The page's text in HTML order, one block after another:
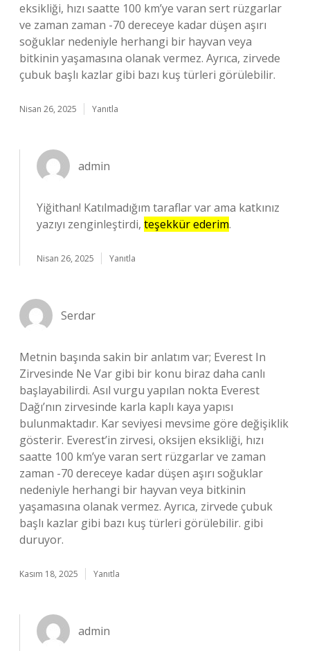
eksikliği, hızı saatte 100 km’ye varan sert rüzgarlar
ve zaman zaman -70 dereceye kadar düşen aşırı
soğuklar nedeniyle herhangi bir hayvan veya
bitkinin yaşamasına olanak vermez. Ayrıca, zirvede
çubuk başlı kazlar gibi bazı kuş türleri görülebilir.
Nisan 26, 2025 Yanıtla
admin
Yiğithan! Katılmadığım taraflar var ama katkınız
yazıyı zenginleştirdi, teşekkür ederim.
Nisan 26, 2025 Yanıtla
Serdar
Metnin başında sakin bir anlatım var; Everest In
Zirvesinde Ne Var gibi bir konu biraz daha canlı
başlayabilirdi. Asıl vurgu yapılan nokta Everest
Dağı’nın zirvesinde karla kaplı kaya yapısı
bulunmaktadır. Kar seviyesi mevsime göre değişiklik
gösterir. Everest’in zirvesi, oksijen eksikliği, hızı
saatte 100 km’ye varan sert rüzgarlar ve zaman
zaman -70 dereceye kadar düşen aşırı soğuklar
nedeniyle herhangi bir hayvan veya bitkinin
yaşamasına olanak vermez. Ayrıca, zirvede çubuk
başlı kazlar gibi bazı kuş türleri görülebilir. gibi
duruyor.
Kasım 18, 2025 Yanıtla
admin